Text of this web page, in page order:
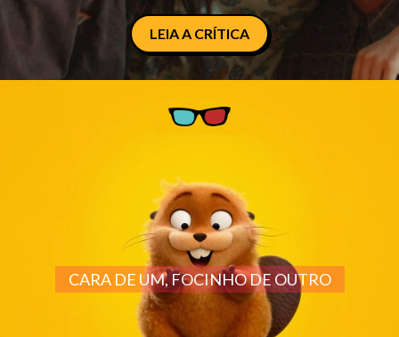
LEIA A CRÍTICA
CARA DE UM, FOCINHO DE OUTRO